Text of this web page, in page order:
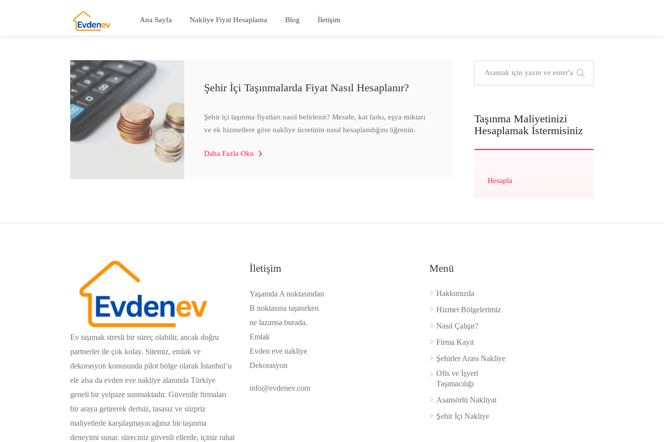
Ana Sayfa Nakliye Fiyat Hesaplama Blog İletişim
Şehir İçi Taşınmalarda Fiyat Nasıl Hesaplanır?
Şehir içi taşınma fiyatları nasıl belirlenir? Mesafe, kat farkı, eşya miktarı
ve ek hizmetlere göre nakliye ücretinin nasıl hesaplandığını öğrenin.
Daha Fazla Oku
Taşınma Maliyetinizi
Hesaplamak İstermisiniz
Hesapla
Ev taşımak stresli bir süreç olabilir, ancak doğru
partnerler ile çok kolay. Sitemiz, emlak ve
dekorasyon konusunda pilot bölge olarak İstanbul’u
ele alsa da evden eve nakliye alanında Türkiye
geneli bir yelpaze sunmaktadır. Güvenilir firmaları
bir araya getirerek dertsiz, tasasız ve sürpriz
maliyetlerle karşılaşmayacağınız bir taşınma
deneyimi sunar. süreciniz güvenli ellerde, içiniz rahat
İletişim
Yaşamda A noktasından
B noktasına taşınırken
ne lazımsa burada.
Emlak
Evden eve nakliye
Dekorasyon
info@evdenev.com
Menü
Hakkımızda
Hizmet Bölgelerimiz
Nasıl Çalışır?
Firma Kayıt
Şehirler Arası Nakliye
Ofis ve İşyeri
Taşımacılığı
Asansörlü Nakliyat
Şehir İçi Nakliye